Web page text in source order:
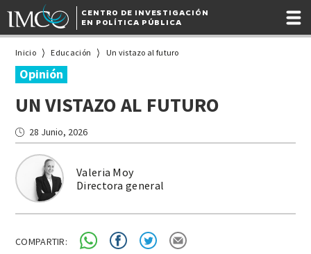
CENTRO DE INVESTIGACIÓN
EN POLÍTICA PÚBLICA
Inicio Educación Un vistazo al futuro
Opinión
UN VISTAZO AL FUTURO
Valeria Moy
Directora general
28 Junio, 2026
COMPARTIR: